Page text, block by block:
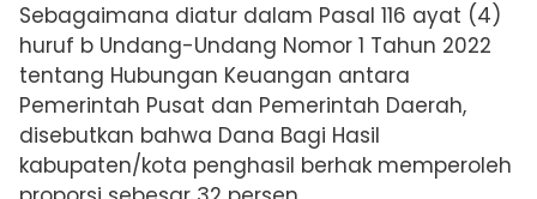
Sebagaimana diatur dalam Pasal 116 ayat (4)
huruf b Undang-Undang Nomor 1 Tahun 2022
tentang Hubungan Keuangan antara
Pemerintah Pusat dan Pemerintah Daerah,
disebutkan bahwa Dana Bagi Hasil
kabupaten/kota penghasil berhak memperoleh